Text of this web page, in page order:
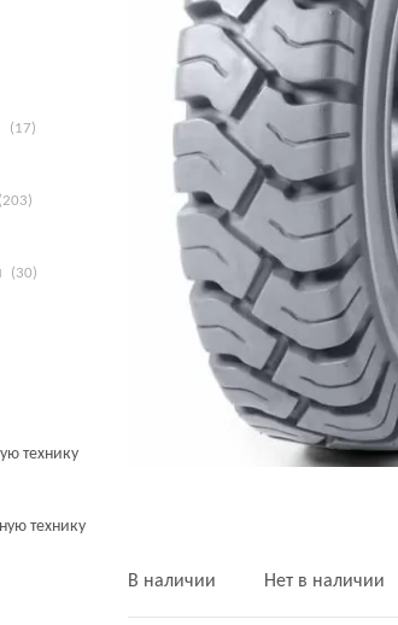
В наличии Нет в наличии
(17)
(203)
(30)
технику
технику